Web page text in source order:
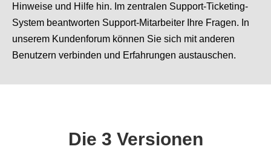
Hinweise und Hilfe hin. Im zentralen Support-Ticketing-
System beantworten Support-Mitarbeiter Ihre Fragen. In
unserem Kundenforum können Sie sich mit anderen
Benutzern verbinden und Erfahrungen austauschen.
Die 3 Versionen